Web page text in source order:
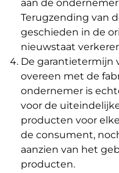
aan de
Terugzending van
geschieden in de
nieuwstaat
De garantietermijn
overeen met de
ondernemer is
voor de
producten voor
de consument,
aanzien van het
producten.